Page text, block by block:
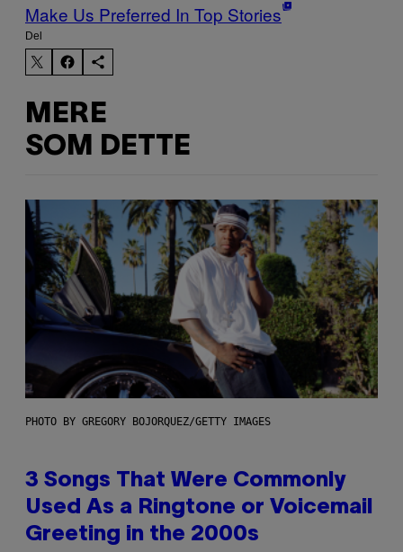
Make Us Preferred In Top Stories
Del
MERE
SOM DETTE
PHOTO BY GREGORY BOJORQUEZ/GETTY IMAGES
3 Songs That Were Commonly
Used As a Ringtone or Voicemail
Greeting in the 2000s